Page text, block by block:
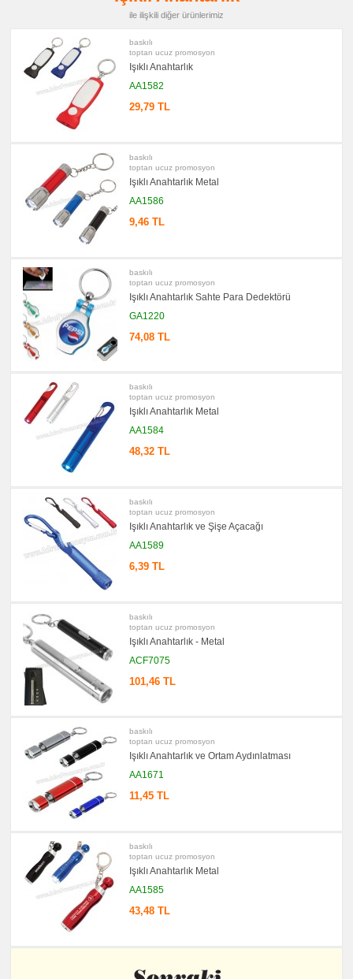
ile ilişkili diğer ürünlerimiz
baskılı
toptan ucuz promosyon
Işıklı Anahtarlık
AA1582
29,79 TL
baskılı
toptan ucuz promosyon
Işıklı Anahtarlık Metal
AA1586
9,46 TL
baskılı
toptan ucuz promosyon
Işıklı Anahtarlık Sahte Para Dedektörü
GA1220
74,08 TL
baskılı
toptan ucuz promosyon
Işıklı Anahtarlık Metal
AA1584
48,32 TL
baskılı
toptan ucuz promosyon
Işıklı Anahtarlık ve Şişe Açacağı
AA1589
6,39 TL
baskılı
toptan ucuz promosyon
Işıklı Anahtarlık - Metal
ACF7075
101,46 TL
baskılı
toptan ucuz promosyon
Işıklı Anahtarlık ve Ortam Aydınlatması
AA1671
11,45 TL
baskılı
toptan ucuz promosyon
Işıklı Anahtarlık Metal
AA1585
43,48 TL
Şarj
Kablosu
promosyon
Flash
promosyon
Saat
promosyon
Kalem
Seti
promosyon
Kalemlik
promosyon
Radyo
promosyon
Takvim
Bloknot
promosyon
&
Para
Tabağı
promosyon
Evrak
Çantası
Sekreter
promosyon
Masa
Seti
&
Sümen
Takımı
promosyon
Not
Tutucu
promosyon
Bilgisayar
Aksesuarları
promosyon
Diğer
Ürünler